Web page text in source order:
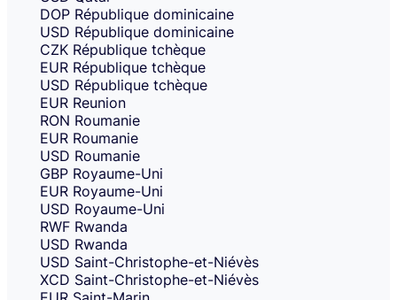
DOP République dominicaine
USD République dominicaine
CZK République tchèque
EUR République tchèque
USD République tchèque
EUR Reunion
RON Roumanie
EUR Roumanie
USD Roumanie
GBP Royaume-Uni
EUR Royaume-Uni
USD Royaume-Uni
RWF Rwanda
USD Rwanda
USD Saint-Christophe-et-Niévès
XCD Saint-Christophe-et-Niévès